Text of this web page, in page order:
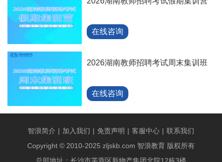
在线咨询
2026湖南教师招聘考试周末集训班
在线咨询
智浪简介 | 加入我们 | 免责声明 | 客服中心 | 联系我们
Copyright © 2010-2025 zljskb.com 智浪教育 版权所有